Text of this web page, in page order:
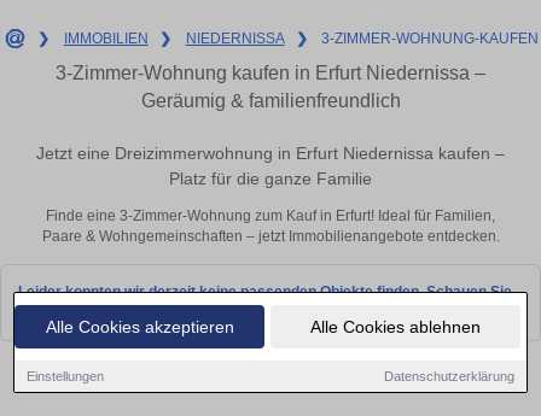
Alle Cookies akzeptieren Alle Cookies ablehnen
Einstellungen Datenschutzerklärung
❯ IMMOBILIEN ❯ NIEDERNISSA ❯ 3-ZIMMER-WOHNUNG-KAUFEN
3-Zimmer-Wohnung kaufen in Erfurt Niedernissa –
Geräumig & familienfreundlich
Jetzt eine Dreizimmerwohnung in Erfurt Niedernissa kaufen –
Platz für die ganze Familie
Finde eine 3-Zimmer-Wohnung zum Kauf in Erfurt! Ideal für Familien,
Paare & Wohngemeinschaften – jetzt Immobilienangebote entdecken.
Leider konnten wir derzeit keine passenden Objekte finden. Schauen Sie